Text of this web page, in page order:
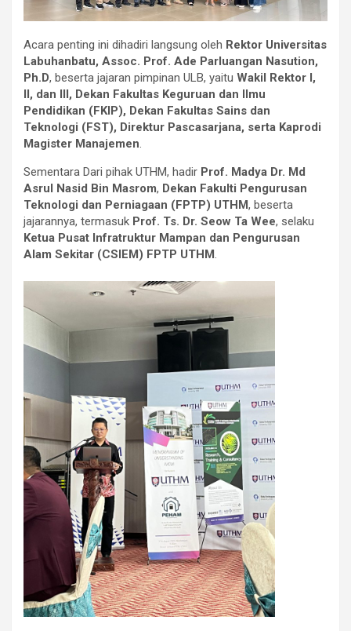
Acara penting ini dihadiri langsung oleh Rektor Universitas
Labuhanbatu, Assoc. Prof. Ade Parluangan Nasution,
Ph.D, beserta jajaran pimpinan ULB, yaitu Wakil Rektor I,
II, dan III, Dekan Fakultas Keguruan dan Ilmu
Pendidikan (FKIP), Dekan Fakultas Sains dan
Teknologi (FST), Direktur Pascasarjana, serta Kaprodi
Magister Manajemen.
Sementara Dari pihak UTHM, hadir Prof. Madya Dr. Md
Asrul Nasid Bin Masrom, Dekan Fakulti Pengurusan
Teknologi dan Perniagaan (FPTP) UTHM, beserta
jajarannya, termasuk Prof. Ts. Dr. Seow Ta Wee, selaku
Ketua Pusat Infratruktur Mampan dan Pengurusan
Alam Sekitar (CSIEM) FPTP UTHM.